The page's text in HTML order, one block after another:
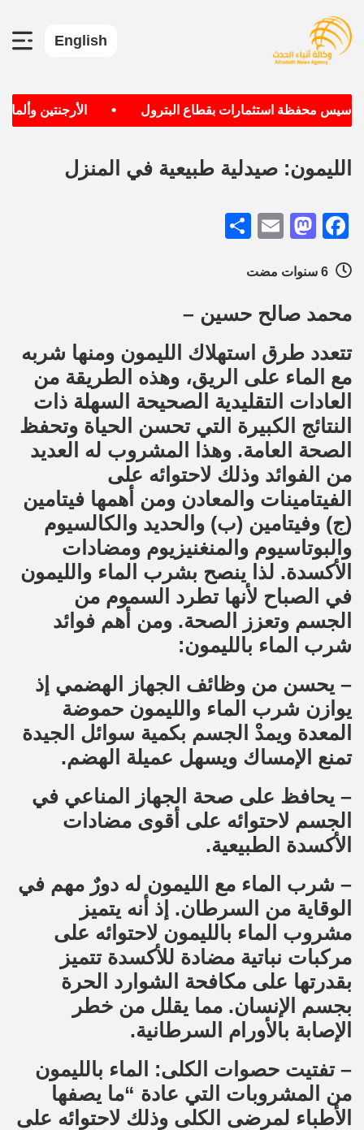
English
محفظة استثمارات بقطاع البترول الأرجنتين
الليمون: صيدلية طبيعية في المنزل
Facebook
Mastodon
Email
محمد صالح حسين –
تتعدد طرق استهلاك الليمون ومنها شربه
مع الماء على الريق، وهذه الطريقة من
العادات التقليدية الصحيحة السهلة ذات
النتائج الكبيرة التي تحسن الحياة وتحفظ
الصحة العامة. وهذا المشروب له العديد
من الفوائد وذلك لاحتوائه على
الفيتامينات والمعادن ومن أهمها فيتامين
(ج) وفيتامين (ب) والحديد والكالسيوم
والبوتاسيوم والمنغنيزيوم ومضادات
الأكسدة. لذا ينصح بشرب الماء والليمون
في الصباح لأنها تطرد السموم من
الجسم وتعزز الصحة. ومن أهم فوائد
شرب الماء بالليمون:
– يحسن من وظائف الجهاز الهضمي إذ
يوازن شرب الماء والليمون حموضة
المعدة ويمدْ الجسم بكمية سوائل الجيدة
تمنع الإمساك ويسهل عميلة الهضم.
– يحافظ على صحة الجهاز المناعي في
الجسم لاحتوائه على أقوى مضادات
الأكسدة الطبيعية.
– شرب الماء مع الليمون له دورٌ مهم في
الوقاية من السرطان. إذ أنه يتميز
مشروب الماء بالليمون لاحتوائه على
مركبات نباتية مضادة للأكسدة تتميز
بقدرتها على مكافحة الشوارد الحرة
بجسم الإنسان. مما يقلل من خطر
الإصابة بالأورام السرطانية.
– تفتيت حصوات الكلى: الماء بالليمون
من المشروبات التي عادة “ما يصفها
الأطباء لمرضى الكلى وذلك لاحتوائه على